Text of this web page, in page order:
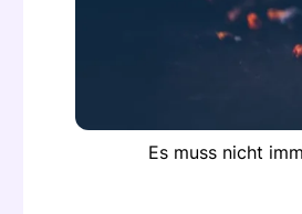
Es muss nicht